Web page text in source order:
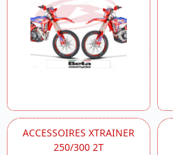
ACCESSOIRES XTRAINER
250/300 2T